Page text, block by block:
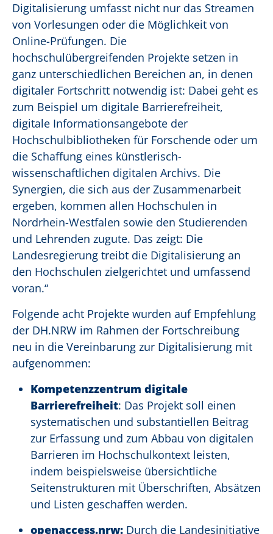
Digitalisierung umfasst nicht nur das Streamen
von Vorlesungen oder die Möglichkeit von
Online-Prüfungen. Die
hochschulübergreifenden Projekte setzen in
ganz unterschiedlichen Bereichen an, in denen
digitaler Fortschritt notwendig ist: Dabei geht es
zum Beispiel um digitale Barrierefreiheit,
digitale Informationsangebote der
Hochschulbibliotheken für Forschende oder um
die Schaffung eines künstlerisch-
wissenschaftlichen digitalen Archivs. Die
Synergien, die sich aus der Zusammenarbeit
ergeben, kommen allen Hochschulen in
Nordrhein-Westfalen sowie den Studierenden
und Lehrenden zugute. Das zeigt: Die
Landesregierung treibt die Digitalisierung an
den Hochschulen zielgerichtet und umfassend
voran.“
Folgende acht Projekte wurden auf Empfehlung
der DH.NRW im Rahmen der Fortschreibung
neu in die Vereinbarung zur Digitalisierung mit
aufgenommen:
Kompetenzzentrum digitale
Barrierefreiheit: Das Projekt soll einen
systematischen und substantiellen Beitrag
zur Erfassung und zum Abbau von digitalen
Barrieren im Hochschulkontext leisten,
indem beispielsweise übersichtliche
Seitenstrukturen mit Überschriften, Absätzen
und Listen geschaffen werden.
openaccess.nrw: Durch die Landesinitiative